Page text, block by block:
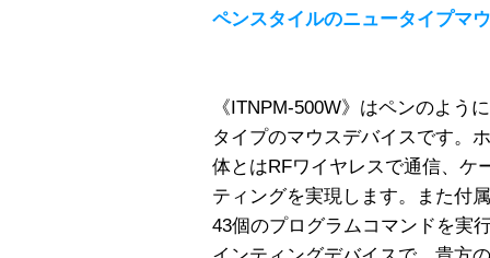
ペンスタイルのニュータイプマ
《ITNPM-500W》はペンのよう
タイプのマウスデバイスです。
体とはRFワイヤレスで通信、ケ
ティングを実現します。また付
43個のプログラムコマンドを実